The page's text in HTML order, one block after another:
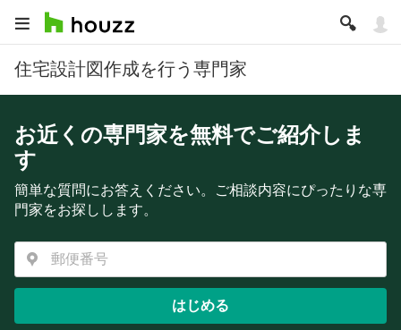
住宅設計図作成を行う専門家
お近くの専門家を無料でご紹介しま
す
簡単な質問にお答えください。ご相談内容にぴったりな専
門家をお探しします。
はじめる